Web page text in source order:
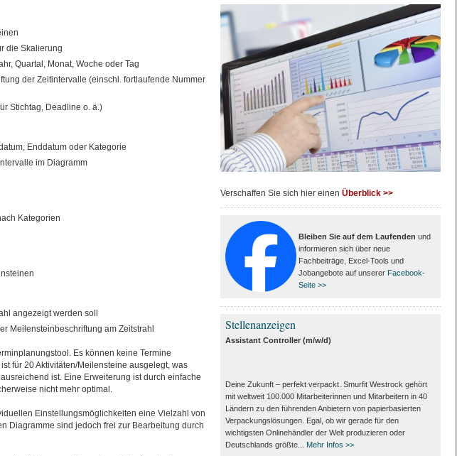
die Skalierung
Quartal, Monat, Woche oder Tag
der Zeitintervalle (einschl. fortlaufende Nummer
Stichtag, Deadline o. ä.)
Enddatum oder Kategorie
im Diagramm
Kategorien
angezeigt werden soll
Meilensteinbeschriftung am Zeitstrahl
Es können keine Termine
für 20 Aktivitäten/Meilensteine ausgelegt, was
ist. Eine Erweiterung ist durch einfache
nicht mehr optimal.
Einstellungsmöglichkeiten eine Vielzahl von
Diagramme sind jedoch frei zur Bearbeitung durch
Verschaffen Sie sich hier einen Überblick >>
Bleiben Sie auf dem Laufenden und
informieren sich über neue
Fachbeiträge, Excel-Tools und
Jobangebote auf unserer Facebook-
Seite >>
Stellenanzeigen
Assistant Controller (m/w/d)
Deine Zukunft – perfekt verpackt. Smurfit Westrock gehört
mit weltweit 100.000 Mitarbeiter­innen und Mitarbeitern in 40
Ländern zu den führenden Anbietern von papier­basierten
Verpackungs­lösungen. Egal, ob wir gerade für den
wichtigsten Onlinehändler der Welt produzieren oder
Deutschlands größte...
Mehr Infos >>